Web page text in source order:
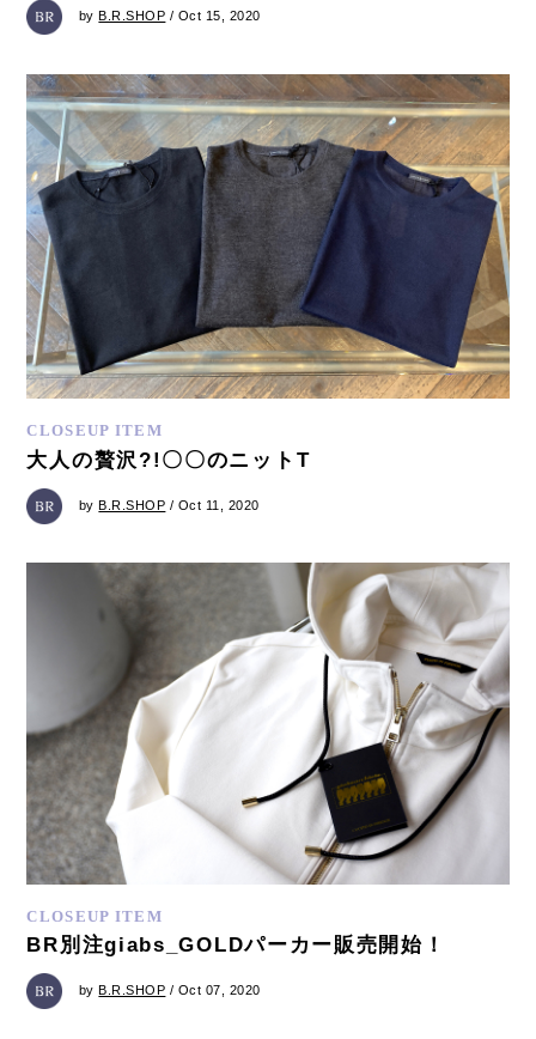
byB.R.SHOP / Oct 15, 2020
CLOSEUP ITEM
大人の贅沢?!〇〇のニットT
byB.R.SHOP / Oct 11, 2020
CLOSEUP ITEM
BR別注giabs_GOLDパーカー販売開始！
by B.R.SHOP / Oct 07, 2020